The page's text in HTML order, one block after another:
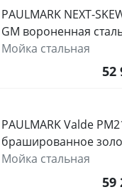
PAULMARK NEXT-
GM вороненная
Мойка стальная
52
PAULMARK Valde
брашированное
Мойка стальная
59